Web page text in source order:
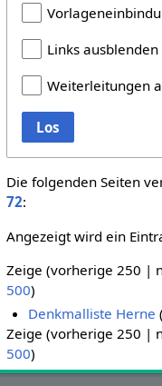
Links ausblenden
Weiterleitungen
Los
Die folgenden Seiten
72:
Angezeigt wird ein
Zeige (vorherige 250 |
500)
Denkmalliste Herne (
Zeige (vorherige 250 |
500)